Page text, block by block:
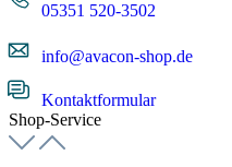
05351 520-3502
info@avacon-shop.de
Kontaktformular
Shop-Service